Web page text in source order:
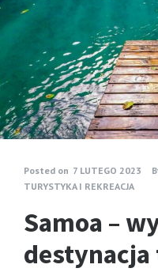
Posted on 7 LUTEGO 2023
TURYSTYKA I REKREACJA
Samoa –